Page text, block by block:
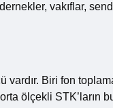
vakıflar,
vardır. Biri fon
ölçekli STK’ların